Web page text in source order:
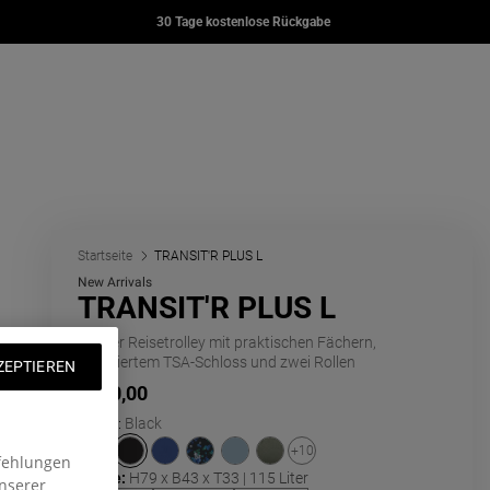
30 Tage kostenlose Rückgabe
Startseite
TRANSIT'R PLUS L
New Arrivals
TRANSIT'R PLUS L
Großer Reisetrolley mit praktischen Fächern,
integriertem TSA-Schloss und zwei Rollen
€210,00
: Black
+10
Größe: H79 x B43 x T33 | 115 Liter